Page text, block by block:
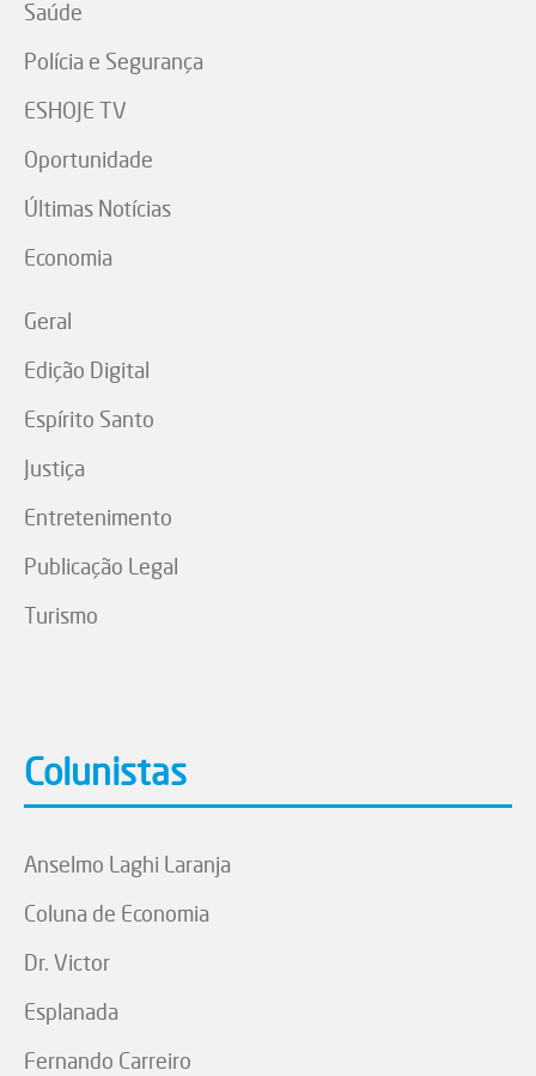
Saúde
Polícia e Segurança
ESHOJE TV
Oportunidade
Últimas Notícias
Economia
Geral
Edição Digital
Espírito Santo
Justiça
Entretenimento
Publicação Legal
Turismo
Colunistas
Anselmo Laghi Laranja
Coluna de Economia
Dr. Victor
Esplanada
Fernando Carreiro